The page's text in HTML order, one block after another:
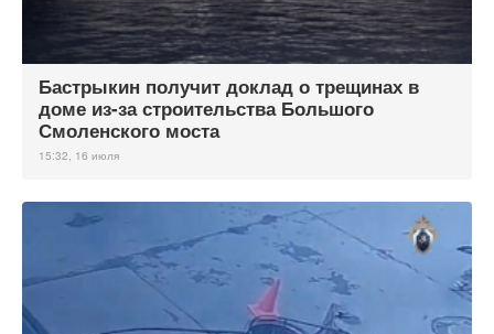
Бастрыкин получит доклад о трещинах в
доме из-за строительства Большого
Смоленского моста
15:32, 16 июля